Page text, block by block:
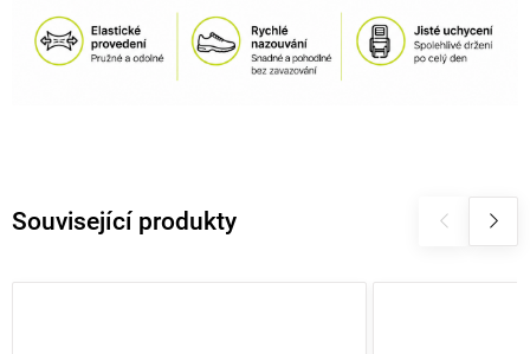
Související produkty